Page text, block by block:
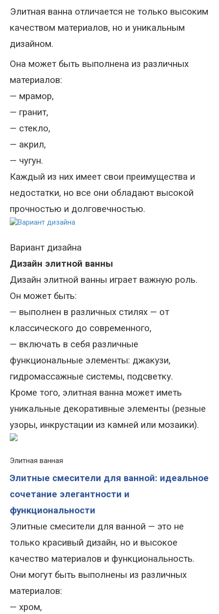
Элитная ванна отличается не только высоким
качеством материалов, но и уникальным
дизайном.
Она может быть выполнена из различных
материалов:
— мрамор,
— гранит,
— стекло,
— акрил,
— чугун.
Каждый из них имеет свои преимущества и
недостатки, но все они обладают высокой
прочностью и долговечностью.
Вариант дизайна
Дизайн элитной ванны
Дизайн элитной ванны играет важную роль.
Он может быть:
— выполнен в различных стилях — от
классического до современного,
— включать в себя различные
функциональные элементы: джакузи,
гидромассажные системы, подсветку.
Кроме того, элитная ванна может иметь
уникальные декоративные элементы (резные
узоры, инкрустации из камней или мозаики).
Элитная ванная
Элитные смесители для ванной: идеальное
сочетание элегантности и
функциональности
Элитные смесители для ванной — это не
только красивый дизайн, но и высокое
качество материалов и функциональность.
Они могут быть выполнены из различных
материалов:
— хром,